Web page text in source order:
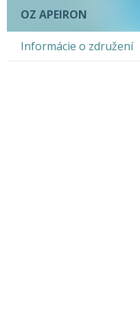
OZ APEIRON
Informácie o združení